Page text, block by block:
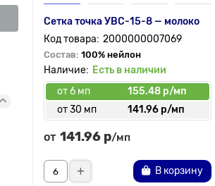
Сетка точка УВС-15-8 — молоко
2000000007069
Состав: 100% нейлон
Есть в наличии
от 6 мп
155.48 р/мп
от 30 мп
141.96 р/мп
от 141.96 р/мп
В корзину